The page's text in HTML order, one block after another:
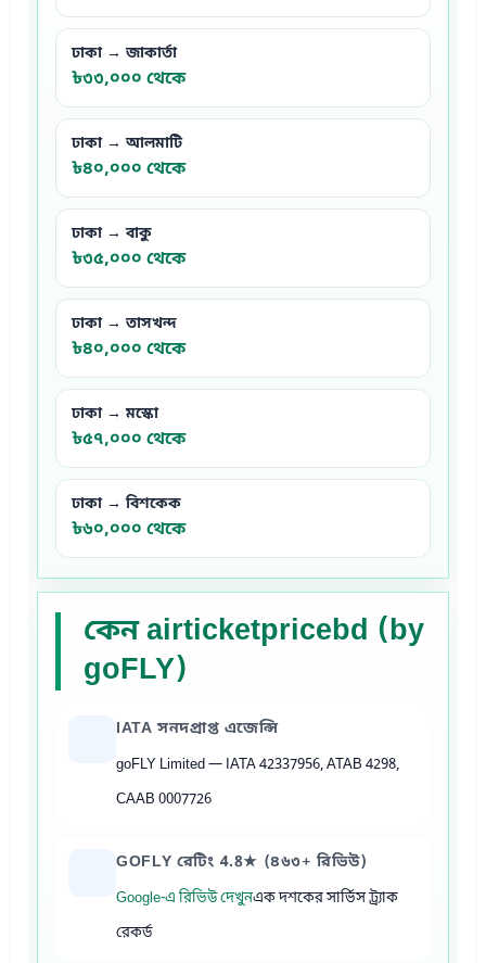
ঢাকা → জাকার্তা
৳৩৩,০০০ থেকে
ঢাকা → আলমাটি
৳৪০,০০০ থেকে
ঢাকা → বাকু
৳৩৫,০০০ থেকে
ঢাকা → তাসখন্দ
৳৪০,০০০ থেকে
ঢাকা → মস্কো
৳৫৭,০০০ থেকে
ঢাকা → বিশকেক
৳৬০,০০০ থেকে
কেন airticketpricebd (by
goFLY)
IATA সনদপ্রাপ্ত এজেন্সি
goFLY Limited — IATA 42337956, ATAB 4298,
CAAB 0007726
GOFLY রেটিং 4.8★ (৪৬৩+ রিভিউ)
Google-এ রিভিউ দেখুনএক দশকের সার্ভিস ট্র্যাক
রেকর্ড